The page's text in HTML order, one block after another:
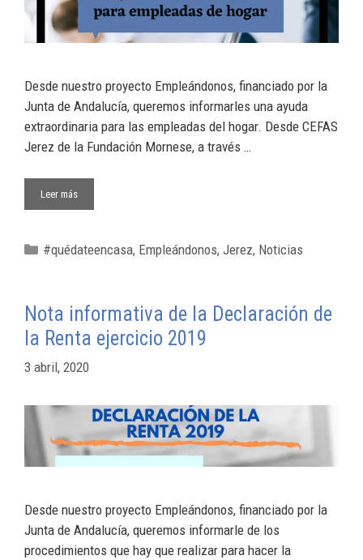
Desde nuestro proyecto Empleándonos, financiado por la
Junta de Andalucía, queremos informarles una ayuda
extraordinaria para las empleadas del hogar. Desde CEFAS
Jerez de la Fundación Mornese, a través …
Leer más
#quédateencasa, Empleándonos,Jerez, Noticias
Nota informativa de la Declaración de
la Renta ejercicio 2019
3 abril, 2020
Desde nuestro proyecto Empleándonos, financiado por la
Junta de Andalucía, queremos informarle de los
procedimientos que hay que realizar para hacer la